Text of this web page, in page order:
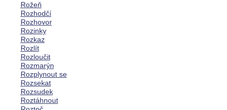
Rožeň
Rozhodčí
Rozhovor
Rozinky
Rozkaz
Rozlít
Rozloučit
Rozmarýn
Rozplynout se
Rozsekat
Rozsudek
Roztáhnout